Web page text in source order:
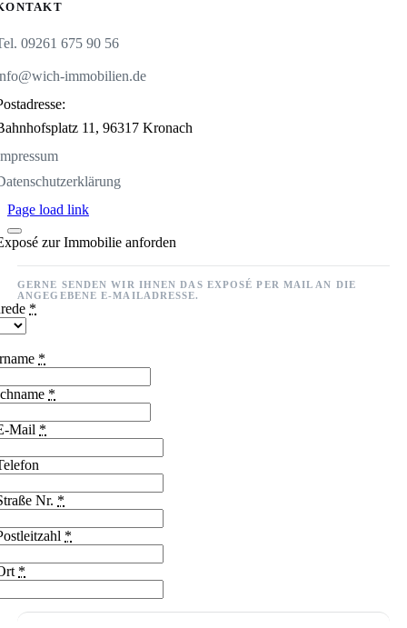
09261 675 90 56
immobilien.de
11,96317 Kronach
Page load link
zur Immobilie anforden
GERNE SENDEN WIR IHNEN DAS EXPOSÉ PER MAIL AN DIE
ANGEGEBENE E-MAILADRESSE.
*
*
*
Mail *
Nr. *
*
*